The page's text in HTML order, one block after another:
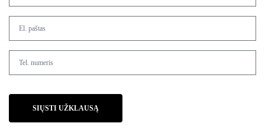
SIŲSTI UŽKLAUSĄ